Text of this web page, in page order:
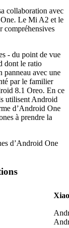
collaboration avec
Le Mi A2 et le
compréhensives
- du point de vue
dont le ratio
panneau avec une
par le familier
8.1 Oreo. En ce
utilisent Android
d’Android One
à prendre la
d’Android One